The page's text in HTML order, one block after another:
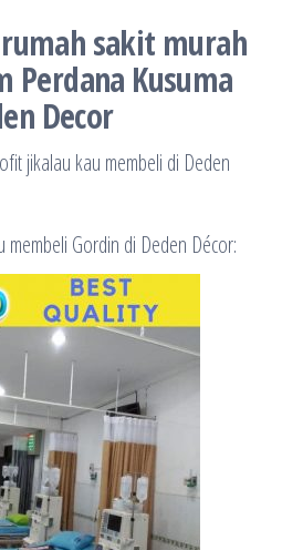
sakit murah
Perdana Kusuma
Decor
jikalau kau membeli di Deden
Gordin di Deden Décor: